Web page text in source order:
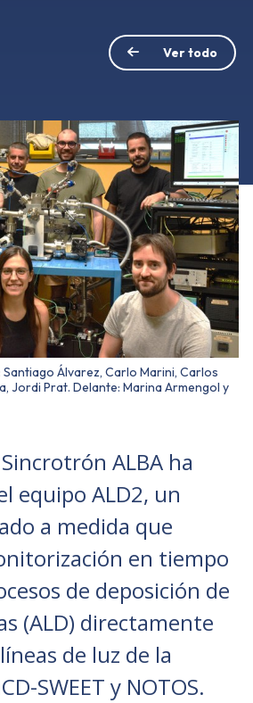
Ver todo
Álvarez, Carlo Marini, Carlos
Jordi Prat. Delante: Marina Armengol y
ALBA ha
equipo ALD2, un
a medida que
en tiempo
de deposición de
(ALD) directamente
de luz de la
SWEET y NOTOS.